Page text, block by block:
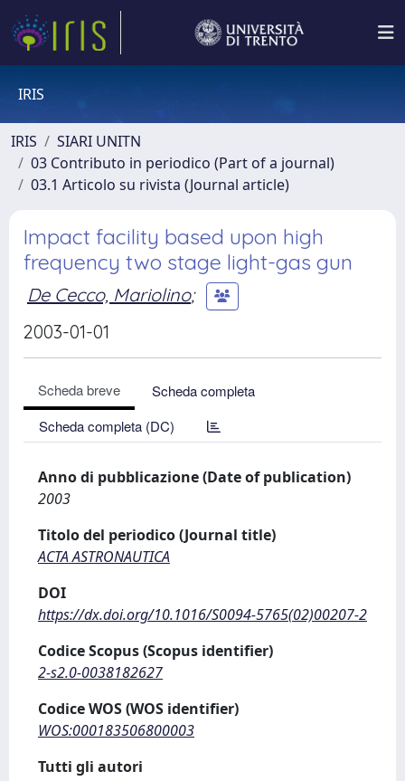
IRIS
IRIS
SIARI UNITN
03 Contributo in periodico (Part of a journal)
03.1 Articolo su rivista (Journal article)
Impact facility based upon high
frequency two stage light-gas gun
De Cecco, Mariolino;
2003-01-01
Scheda breve
Scheda completa
Scheda completa (DC)
Anno di pubblicazione (Date of publication)
2003
Titolo del periodico (Journal title)
ACTA ASTRONAUTICA
DOI
https://dx.doi.org/10.1016/S0094-5765(02)00207-2
Codice Scopus (Scopus identifier)
2-s2.0-0038182627
Codice WOS (WOS identifier)
WOS:000183506800003
Tutti gli autori